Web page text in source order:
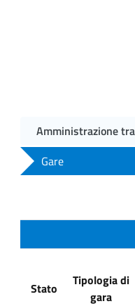
Amministrazione
Gare
Stato
Tipologia di
gara